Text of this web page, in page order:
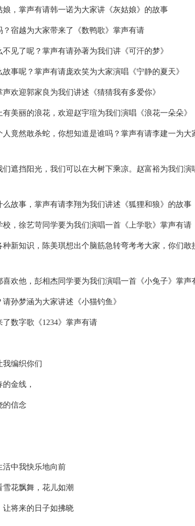
，掌声有请韩一诺为大家讲《灰姑娘》的故事
宿越为大家带来了《数鸭歌》掌声有请
见了呢？掌声有请孙著为我们讲《可汗的梦》
事呢？掌声有请庞欢笑为大家演唱《宁静的夏天》
欢迎郭家良为我们讲述《猜猜我有多爱你》
美丽的浪花，欢迎赵宇瑄为我们演唱《浪花一朵朵》
竟然敢杀蛇，你想知道是谁吗？掌声有请李建一为大
遮挡阳光，我们可以在大树下乘凉。赵富裕为我们演
故事，掌声有请李翔为我们讲述《狐狸和狼》的故事
，徐艺苛同学要为我们演唱一首《上学歌》掌声有请
新知识，陈美琪想出个脑筋急转弯考考大家，你们敢
欢他，彭相杰同学要为我们演唱一首《小兔子》掌声
孙梦涵为大家讲述《小猫钓鱼》
数字歌《1234》掌声有请
我编织你们
金线，
的信念
活中我快乐地向前
花飘舞，花儿如潮
让将来的日子如拂晓